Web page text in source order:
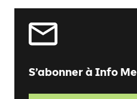
S’abonner à Info